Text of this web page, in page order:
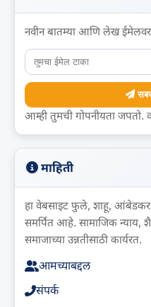
नवीन बातम्या आणि लेख ईमेलवर
आम्ही तुमची गोपनीयता जपतो.
माहिती
हा वेबसाइट फुले, शाहू, आंबेडकर,
समर्पित आहे. सामाजिक न्याय,
समाजाच्या उन्नतीसाठी कार्यरत.
आमच्याबद्दल
संपर्क